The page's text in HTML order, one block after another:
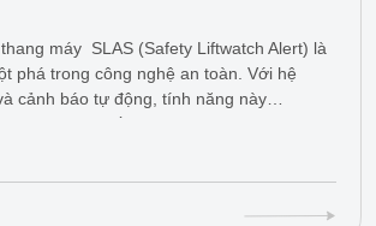
máy SLAS (Safety Liftwatch Alert) là
phá trong công nghệ an toàn. Với hệ
cảnh báo tự động, tính năng này
các tình huống…